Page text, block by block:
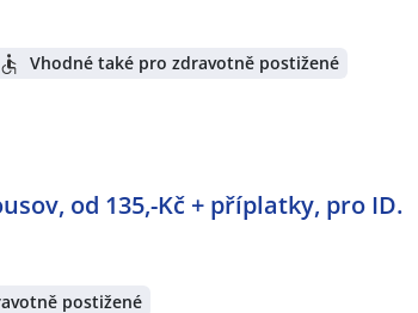
Vhodné také pro zdravotně postižené
od 135,-Kč + příplatky, pro ID.
postižené